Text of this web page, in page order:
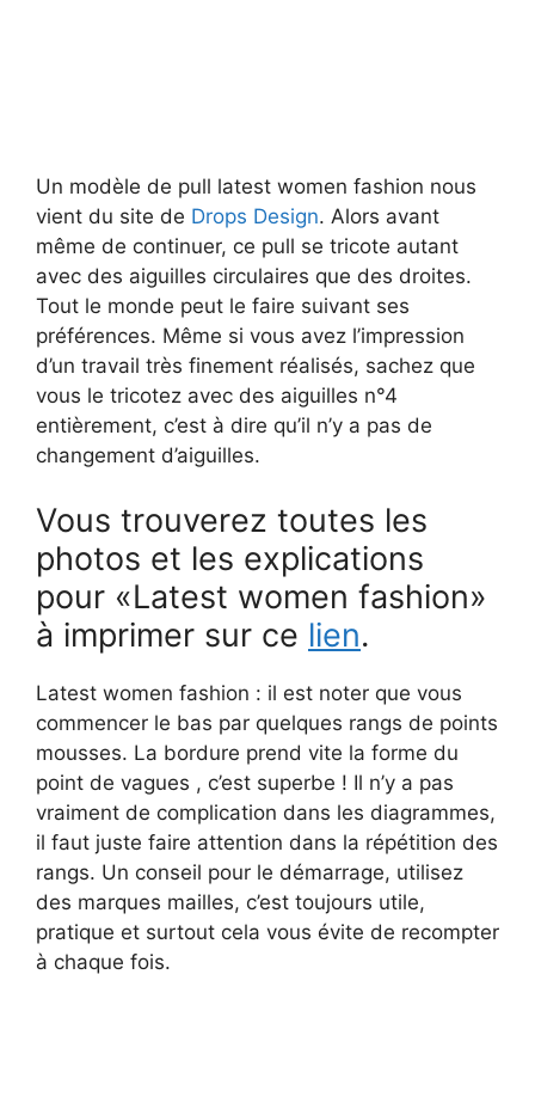
Un modèle de pull latest women fashion nous
vient du site de Drops Design. Alors avant
même de continuer, ce pull se tricote autant
avec des aiguilles circulaires que des droites.
Tout le monde peut le faire suivant ses
préférences. Même si vous avez l’impression
d’un travail très finement réalisés, sachez que
vous le tricotez avec des aiguilles n°4
entièrement, c’est à dire qu’il n’y a pas de
changement d’aiguilles.
Vous trouverez toutes les
photos et les explications
pour «Latest women fashion»
à imprimer sur ce lien.
Latest women fashion : il est noter que vous
commencer le bas par quelques rangs de points
mousses. La bordure prend vite la forme du
point de vagues , c’est superbe ! Il n’y a pas
vraiment de complication dans les diagrammes,
il faut juste faire attention dans la répétition des
rangs. Un conseil pour le démarrage, utilisez
des marques mailles, c’est toujours utile,
pratique et surtout cela vous évite de recompter
à chaque fois.